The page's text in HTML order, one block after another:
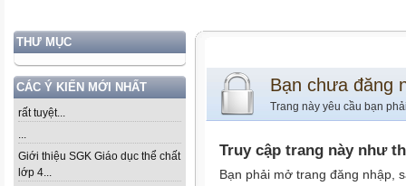
THƯ MỤC
CÁC Ý KIẾN MỚI NHẤT
rất tuyệt...
...
Giới thiệu SGK Giáo dục thể chất
lớp 4...
Bạn chưa đăng
Trang này yêu cầu bạn
Truy cập trang này như
Bạn phải mở trang đăng nhập,